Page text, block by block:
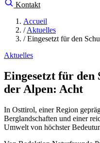
Kontakt
Accueil
/ Aktuelles
/ Eingesetzt für den
Aktuelles
Eingesetzt für den
der Alpen: Acht
In Osttirol, einer Region
Berglandschaften und einer
Umwelt von höchster